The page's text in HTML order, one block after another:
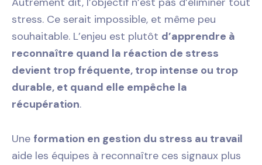
stress. Ce serait impossible, et même peu
souhaitable. L’enjeu est plutôt d’apprendre à
reconnaître quand la réaction de stress
devient trop fréquente, trop intense ou trop
durable, et quand elle empêche la
récupération.
Une formation en gestion du stress au travail
aide les équipes à reconnaître ces signaux plus